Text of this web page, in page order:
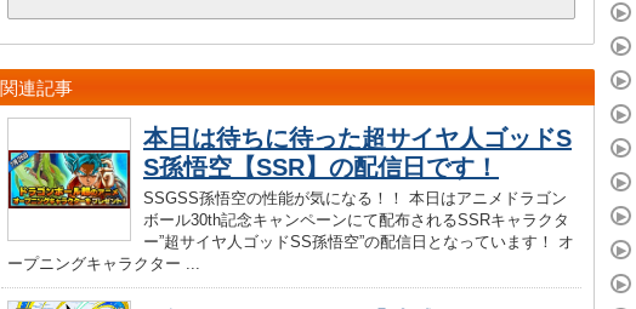
関連記事
本日は待ちに待った超サイヤ人ゴッドS
S孫悟空【SSR】の配信日です！
SSGSS孫悟空の性能が気になる！！ 本日はアニメドラゴン
ボール30th記念キャンペーンにて配布されるSSRキャラクタ
ー”超サイヤ人ゴッドSS孫悟空”の配信日となっています！ オ
ープニングキャラクター ...